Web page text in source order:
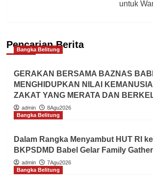
untuk
Pencarian Berita
Bangka Belitung
GERAKAN BERSAMA BAZNAS
MENGHIDUPKAN NILAI
ZAKAT YANG MERATA DAN
admin
8Agu2026
Bangka Belitung
Dalam Rangka Menyambut HUT RI
BKPSDMD Babel Gelar Family
admin
7Agu2026
Bangka Belitung